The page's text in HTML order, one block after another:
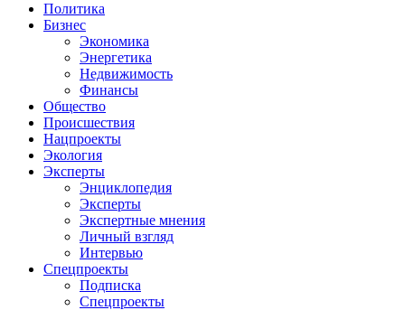
Политика
Бизнес
Экономика
Энергетика
Недвижимость
Финансы
Общество
Происшествия
Нацпроекты
Экология
Эксперты
Энциклопедия
Эксперты
Экспертные мнения
Личный взгляд
Интервью
Спецпроекты
Подписка
Спецпроекты